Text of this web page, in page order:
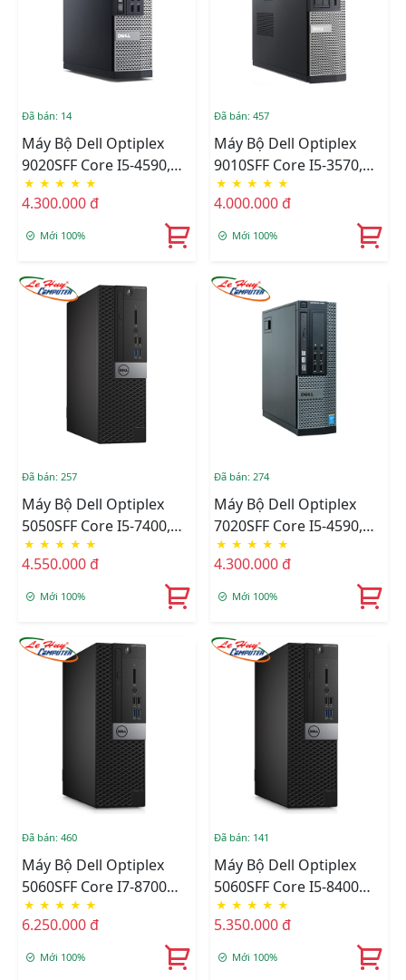
Đã bán: 14
Máy Bộ Dell Optiplex
9020SFF Core I5-4590,
Ram 8GB, SDD 240GB
Renew
★ ★ ★ ★ ★
4.300.000 đ
Mới 100%
Đã bán: 457
Máy Bộ Dell Optiplex
9010SFF Core I5-3570,
Ram 8GB, SDD 240GB
Renew
★ ★ ★ ★ ★
4.000.000 đ
Mới 100%
Đã bán: 257
Máy Bộ Dell Optiplex
5050SFF Core I5-7400,
Ram 8GB, SDD 240GB
Renew
★ ★ ★ ★ ★
4.550.000 đ
Mới 100%
Đã bán: 274
Máy Bộ Dell Optiplex
7020SFF Core I5-4590,
Ram 8GB, SDD 256GB
Renew
★ ★ ★ ★ ★
4.300.000 đ
Mới 100%
Đã bán: 460
Máy Bộ Dell Optiplex
5060SFF Core I7-8700
(12M/3.2Ghz), Ram 4GB,
HDD 500GB, DVD,Free
OS
★ ★ ★ ★ ★
6.250.000 đ
Mới 100%
Đã bán: 141
Máy Bộ Dell Optiplex
5060SFF Core I5-8400
(9M/2.8Ghz), Ram 4GB,
HDD 500GB, DVD,Free
OS
★ ★ ★ ★ ★
5.350.000 đ
Mới 100%